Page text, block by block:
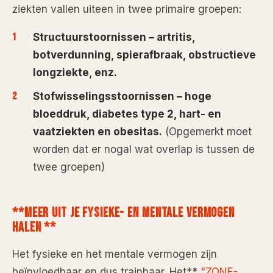
ziekten vallen uiteen in twee primaire groepen:
Structuurstoornissen – artritis,
botverdunning, spierafbraak, obstructieve
longziekte, enz.
Stofwisselingsstoornissen – hoge
bloeddruk, diabetes type 2, hart- en
vaatziekten en obesitas. (Opgemerkt moet
worden dat er nogal wat overlap is tussen de
twee groepen)
**MEER UIT JE FYSIEKE- EN MENTALE VERMOGEN
HALEN **
Het fysieke en het mentale vermogen zijn